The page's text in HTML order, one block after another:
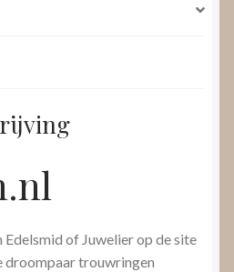
Edelsmid of Juwelier op de site
droompaar trouwringen